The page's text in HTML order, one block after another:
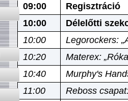
09:00
Regisztráció
10:00
Délelőtti
10:00
Legorockers:
10:20
Materex:
10:40
Murphy's
11:00
Reboss